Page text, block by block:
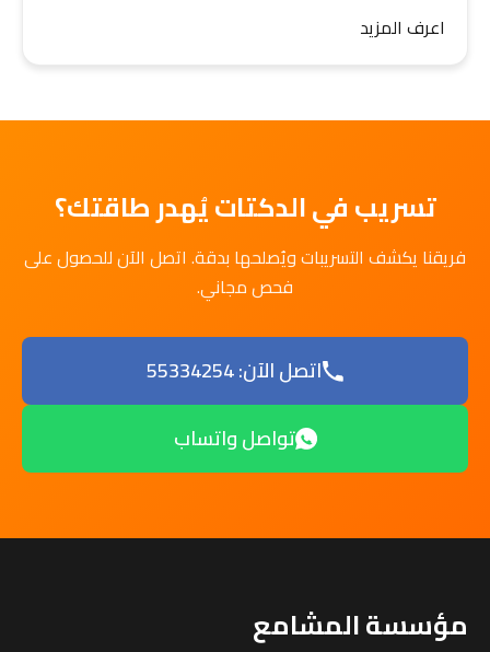
اعرف المزيد
تسريب في الدكتات يُهدر طاقتك؟
فريقنا يكشف التسريبات ويُصلحها بدقة. اتصل الآن للحصول على
فحص مجاني.
اتصل الآن: 55334254
تواصل واتساب
مؤسسة المشامع